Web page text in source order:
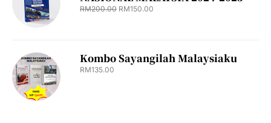
RM200.00 RM150.00
Kombo Sayangilah Malaysiaku
RM135.00